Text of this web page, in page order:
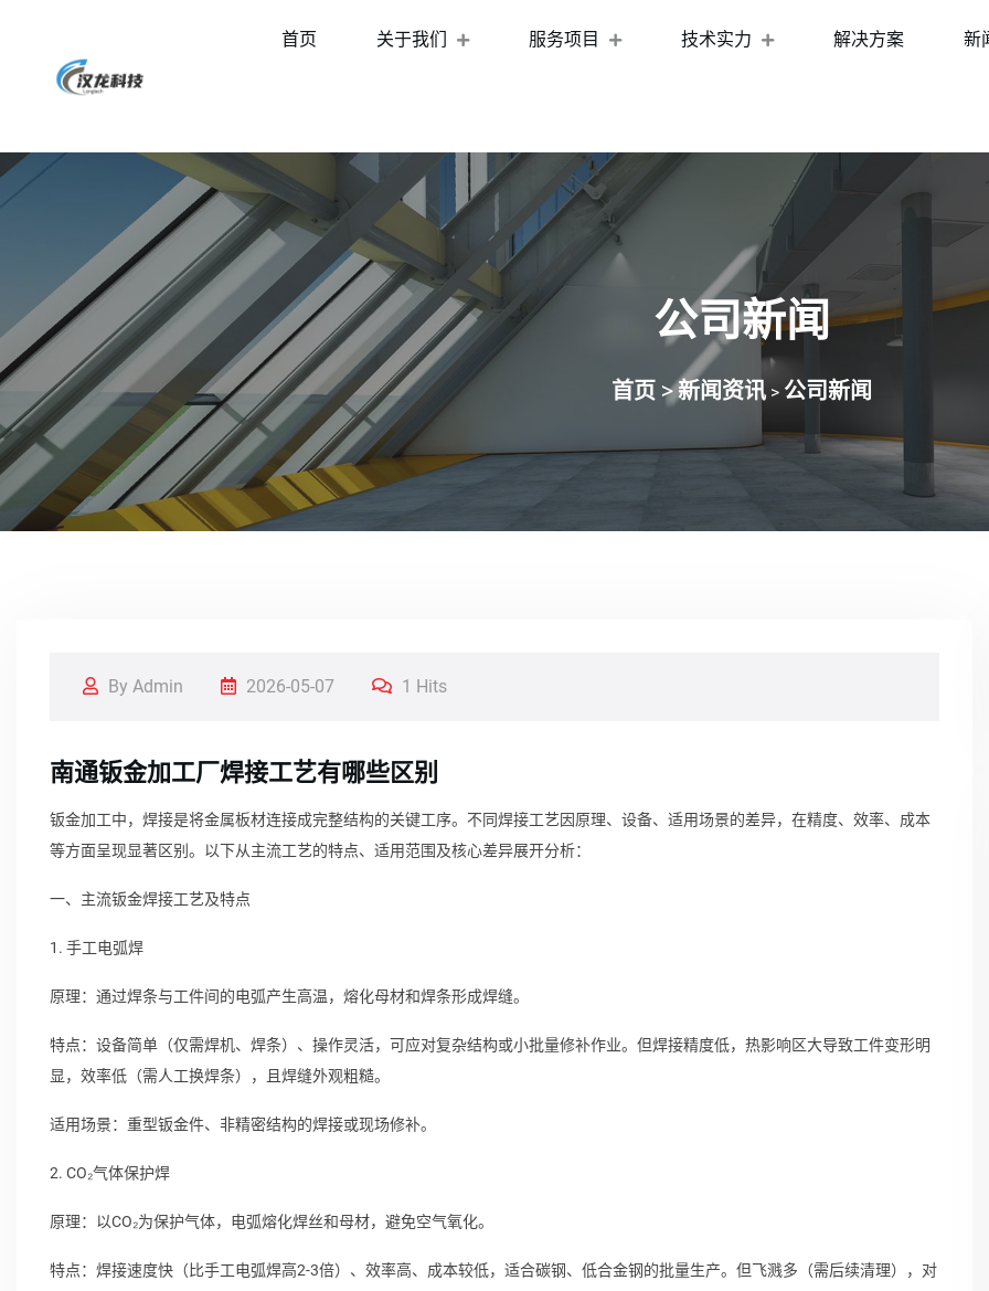
首页 关于我们 服务项目 技术实力 解决方案 新
公司新闻
首页 >新闻资讯> 公司新闻
By Admin 2026-05-07 1 Hits
南通钣金加工厂焊接工艺有哪些区别
钣金加工中，焊接是将金属板材连接成完整结构的关键工序。不同焊接工艺因原理、设备、适用场景的差异，在精度、效率、成本
等方面呈现显著区别。以下从主流工艺的特点、适用范围及核心差异展开分析：
一、主流钣金焊接工艺及特点
1. 手工电弧焊
原理：通过焊条与工件间的电弧产生高温，熔化母材和焊条形成焊缝。
特点：设备简单（仅需焊机、焊条）、操作灵活，可应对复杂结构或小批量修补作业。但焊接精度低，热影响区大导致工件变形明
显，效率低（需人工换焊条），且焊缝外观粗糙。
适用场景：重型钣金件、非精密结构的焊接或现场修补。
2. CO₂气体保护焊
原理：以CO₂为保护气体，电弧熔化焊丝和母材，避免空气氧化。
特点：焊接速度快（比手工电弧焊高2-3倍）、效率高、成本较低，适合碳钢、低合金钢的批量生产。但飞溅多（需后续清理），对